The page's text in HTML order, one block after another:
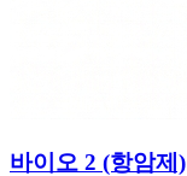
바이오 2 (항암제)